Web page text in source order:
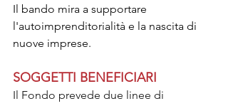
Il bando mira a supportare
l'autoimprenditorialità e la nascita di
nuove imprese.
SOGGETTI BENEFICIARI
Il Fondo prevede due linee di